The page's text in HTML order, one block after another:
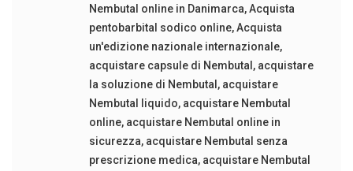
Nembutal online in Danimarca,Acquista
pentobarbital sodico online,Acquista
un'edizione nazionale internazionale,
acquistare capsule di Nembutal, acquistare
la soluzione di Nembutal, acquistare
Nembutal liquido, acquistare Nembutal
online, acquistare Nembutal online in
sicurezza, acquistare Nembutal senza
prescrizione medica, acquistare Nembutal